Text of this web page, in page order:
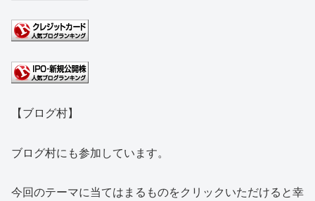
【ブログ村】
ブログ村にも参加しています。
今回のテーマに当てはまるものをクリックいただけると幸